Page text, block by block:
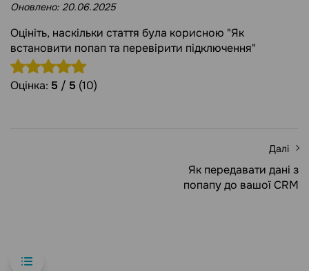
Оновлено: 20.06.2025
Оцініть, наскільки стаття була корисною "Як
встановити попап та перевірити підключення"
Оцінка: 5 / 5 (10)
Далі
Як передавати дані з
попапу до вашої CRM